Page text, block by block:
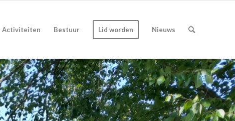
Activiteiten Bestuur Lid worden Nieuws